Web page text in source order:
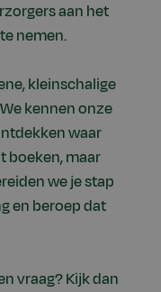
aan het
nemen.
kleinschalige
kennen onze
waar
boeken, maar
we je stap
en beroep dat
vraag? Kijk dan